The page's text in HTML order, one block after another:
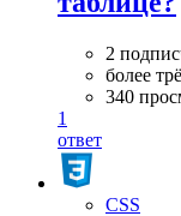
2
более
340
1
ответ
CSS